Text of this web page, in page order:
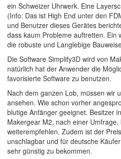
ein Schweizer Uhrwerk. Eine
(Info: Das ist High End unter den
und Benutzer dieses Gerätes
dass kaum Probleme auftretten. Ein
die robuste und Langlebige
Die Software Simplify3D wird von
natürlich hat der Anwender die
favorisierte Software zu benutzen.
Nach dem ganzen Lob, müssen wir
ansehen. Wie schon vorher
blutige Anfänger geeignet. Besitzer
Makergear M2, nach einer
weiterempfehlen. Zudem ist der
unschlagbar und für deutsche
sehr günstig zu bekommen.